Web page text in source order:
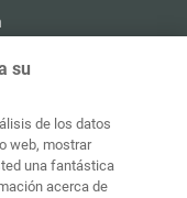
legal
Protección de
datos
su
de los datos
web, mostrar
una fantástica
acerca de